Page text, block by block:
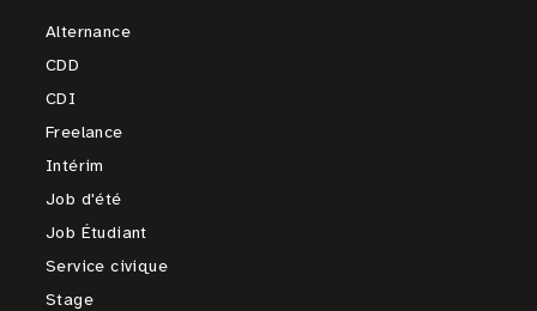
Alternance
CDD
CDI
Freelance
Intérim
Job d'été
Job Étudiant
Service civique
Stage